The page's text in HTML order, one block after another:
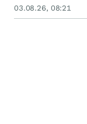
03.08.26, 08:21